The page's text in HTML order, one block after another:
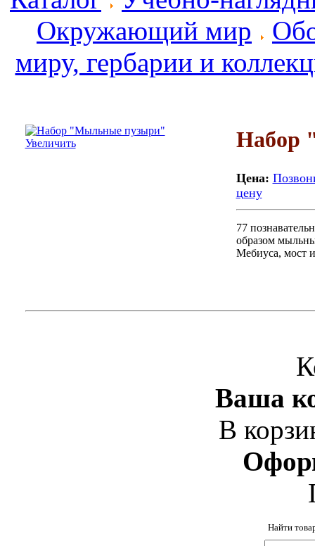
Окружающий мир
миру, гербарии и
Увеличить Набор
Цена:
цену
77
образом
Мебиуса, мост
Ваша
В
Найти